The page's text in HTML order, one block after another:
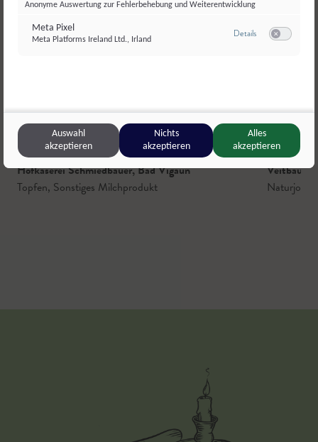
Hofkäserei Schmiedbauer,Bad Vigaun
Topfen, Sonstiges Milchprodukt
Veitbauer,
Anonyme Auswertung zur Fehlerbehebung und Weiterentwicklung
Meta Pixel
Meta Platforms Ireland Ltd., Irland
Detailszu Meta Pixel
Auswahl
akzeptieren
Nichts
akzeptieren
Alles
akzeptieren